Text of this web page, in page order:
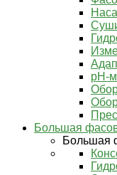
pH-
Большая
Большая